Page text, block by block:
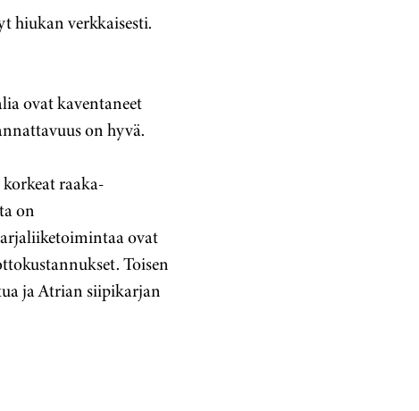
hiukan verkkaisesti.
ovat kaventaneet
on hyvä.
raaka-
on
ovat
Toisen
ja Atrian siipikarjan